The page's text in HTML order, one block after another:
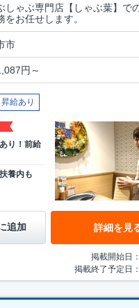
しゃぶ専門店【しゃぶ葉】で
をお任せします。
市
円～
昇給あり
り！前給
養内も
追加 詳細を見
掲載開始日
掲載終了予定日